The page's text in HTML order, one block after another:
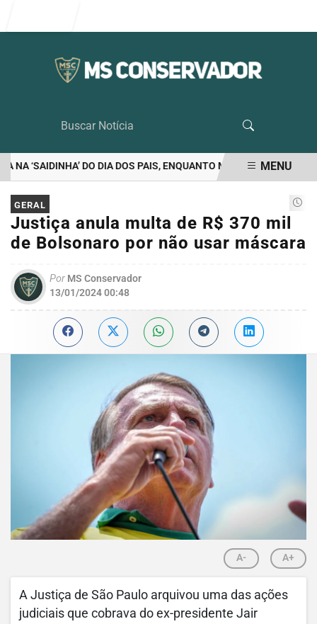
‘SAIDINHA’ DO DIA DOS PAIS, ENQUANTO MORAES VETA VISITA
EM ALTA
MENU
GERAL
Justiça anula multa de R$ 370 mil
de Bolsonaro por não usar máscara
Por MS Conservador
13/01/2024 00:48
A- A+
A Justiça de São Paulo arquivou uma das ações
judiciais que cobrava do ex-presidente Jair